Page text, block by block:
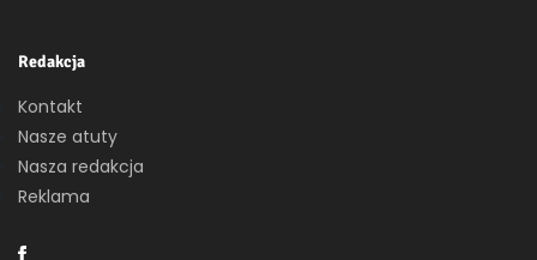
Redakcja
Kontakt
Nasze atuty
Nasza redakcja
Reklama